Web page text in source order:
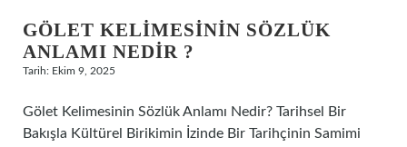
GÖLET KELIMESININ SÖZLÜK
ANLAMI NEDIR ?
Tarih: Ekim 9, 2025
Gölet Kelimesinin Sözlük Anlamı Nedir? Tarihsel Bir
Bakışla Kültürel Birikimin İzinde Bir Tarihçinin Samimi